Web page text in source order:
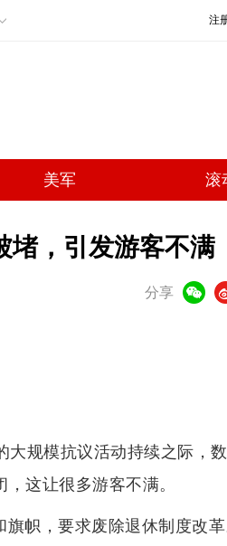
注
美军 滚
堵，引发游客不满
分享
微博
规模抗议活动持续之际，
这让很多游客不满。
帜，要求废除退休制度改